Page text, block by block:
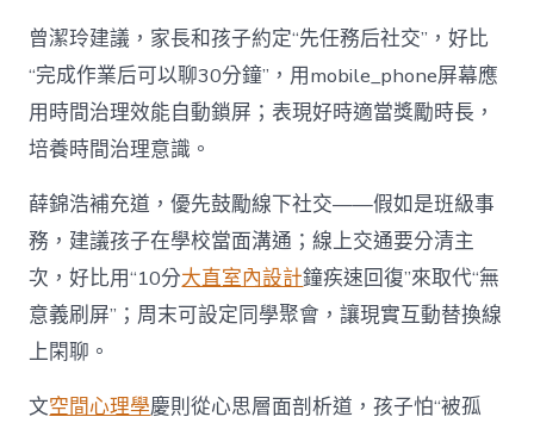
曾潔玲建議，家長和孩子約定“先任務后社交”，好比
“完成作業后可以聊30分鐘”，用mobile_phone屏幕應
用時間治理效能自動鎖屏；表現好時適當獎勵時長，
培養時間治理意識。
薛錦浩補充道，優先鼓勵線下社交——假如是班級事
務，建議孩子在學校當面溝通；線上交通要分清主
次，好比用“10分大直室內設計鐘疾速回復”來取代“無
意義刷屏”；周末可設定同學聚會，讓現實互動替換線
上閑聊。
文空間心理學慶則從心思層面剖析道，孩子怕“被孤